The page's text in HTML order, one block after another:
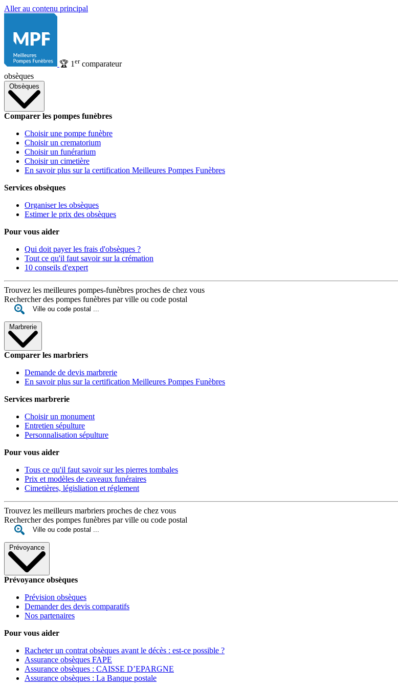
Aller au contenu principal
🏆 1 ercomparateur
obsèques
Obsèques
Comparer les pompes funèbres
Choisir une pompe funèbre
Choisir un crematorium
Choisir un funérarium
Choisir un cimetière
En savoir plus sur la certification Meilleures Pompes Funèbres
Services obsèques
Organiser les obsèques
Estimer le prix des obsèques
Pour vous aider
Qui doit payer les frais d'obsèques ?
Tout ce qu'il faut savoir sur la crémation
10 conseils d'expert
Trouvez les meilleures pompes-funèbres proches de chez vous
Rechercher des pompes funèbres par ville ou code postal
Marbrerie
Comparer les marbriers
Demande de devis marbrerie
En savoir plus sur la certification Meilleures Pompes Funèbres
Services marbrerie
Choisir un monument
Entretien sépulture
Personnalisation sépulture
Pour vous aider
Tous ce qu'il faut savoir sur les pierres tombales
Prix et modèles de caveaux funéraires
Cimetières, législiation et réglement
Trouvez les meilleurs marbriers proches de chez vous
Rechercher des pompes funèbres par ville ou code postal
Prévoyance
Prévoyance obsèques
Prévision obsèques
Demander des devis comparatifs
Nos partenaires
Pour vous aider
Racheter un contrat obsèques avant le décès : est-ce possible ?
Assurance obsèques FAPE
Assurance obsèques : CAISSE D’EPARGNE
Assurance obsèques : La Banque postale